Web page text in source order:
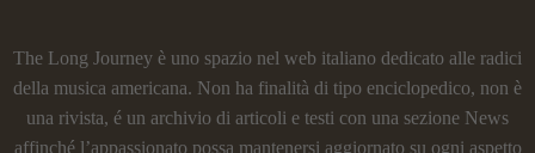
The Long Journey è uno spazio nel web italiano dedicato alle radici
della musica americana. Non ha finalità di tipo enciclopedico, non è
una rivista, é un archivio di articoli e testi con una sezione News
affinché l’appassionato possa mantenersi aggiornato su ogni aspetto